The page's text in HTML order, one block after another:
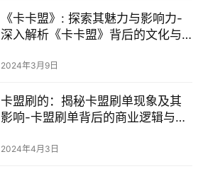
《卡卡盟》: 探索其魅力与影响力-
深入解析《卡卡盟》背后的文化与
2024年3月9日
卡盟刷的：揭秘卡盟刷单现象及其
影响-卡盟刷单背后的商业逻辑与市
2024年4月3日